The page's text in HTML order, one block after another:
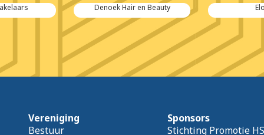
Denoek Hair en Beauty
Vereniging
Bestuur
Sponsors
Stichting Promotie